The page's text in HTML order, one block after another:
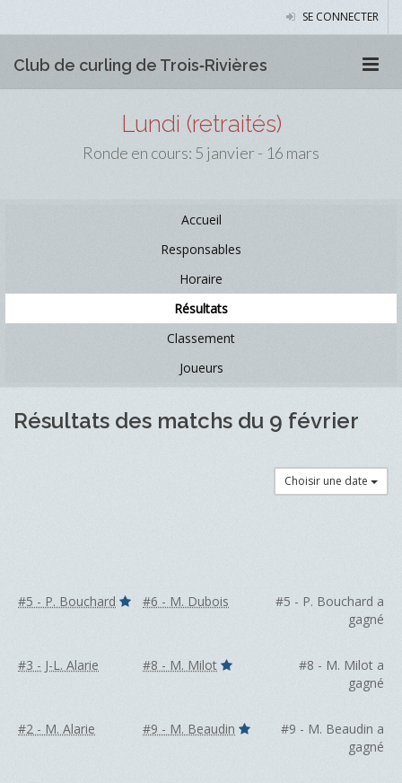
SE CONNECTER
Club de curling de Trois‑Rivières
Lundi (retraités)
Ronde en cours: 5 janvier - 16 mars
Accueil
Responsables
Horaire
Résultats
Classement
Joueurs
Résultats des matchs du 9 février
Choisir une date
#5 - P. Bouchard #6 - M. Dubois
#5 - P. Bouchard a
gagné
#3 - J-L. Alarie #8 - M. Milot
#8 - M. Milot a
gagné
#2 - M. Alarie #9 - M. Beaudin
#9 - M. Beaudin a
gagné